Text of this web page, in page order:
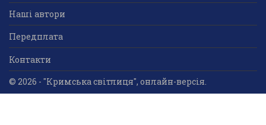
Наші автори
Передплата
Контакти
© 2026 - "Кримська світлиця", онлайн-версія.